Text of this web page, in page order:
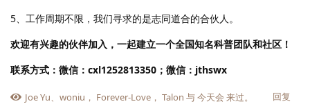
5、工作周期不限，我们寻求的是志同道合的合伙人。
欢迎有兴趣的伙伴加入，一起建立一个全国知名科普团队和社区！
联系方式：微信：cxl1252813350；微信：jthswx
回复
Joe Yu、 woniu ， Forever-Love ， Talon 与今天会 来过。